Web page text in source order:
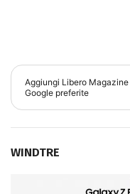
Aggiungi Libero Magazine
Google preferite
WINDTRE